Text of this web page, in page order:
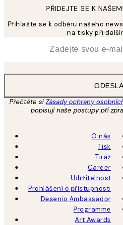
PŘIDEJTE SE K
Přihlašte se k odběru našeho
na tisky při
Přečtěte siZásady ochrany
popisují naše postupy při
O nás
Tisk
Tiráž
Career
Udržitelnost
Prohlášení o přístupnosti
Desenio Ambassador
Programme
Art Awards